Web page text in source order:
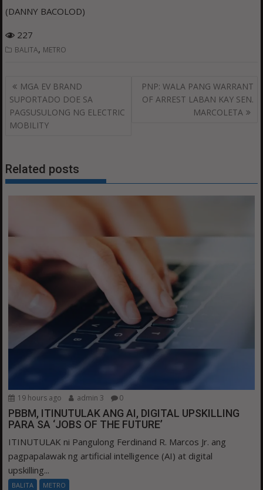
(DANNY BACOLOD)
227
BALITA, METRO
Post
navigation
MGA EV BRAND
SUPORTADO DOE SA
PAGSUSULONG NG ELECTRIC
MOBILITY
PNP: WALA PANG WARRANT
OF ARREST LABAN KAY SEN.
MARCOLETA
Related posts
19 hours ago admin 3 0
PBBM, ITINUTULAK ANG AI, DIGITAL UPSKILLING
PARA SA ‘JOBS OF THE FUTURE’
ITINUTULAK ni Pangulong Ferdinand R. Marcos Jr. ang
pagpapalawak ng artificial intelligence (AI) at digital
upskilling...
BALITA METRO